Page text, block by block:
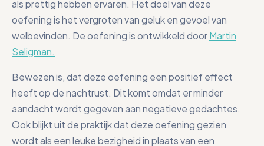
als prettig hebben ervaren. Het doel van deze
oefening is het vergroten van geluk en gevoel van
welbevinden. De oefening is ontwikkeld doorMartin
Seligman.
Bewezen is, dat deze oefening een positief effect
heeft op de nachtrust. Dit komt omdat er minder
aandacht wordt gegeven aan negatieve gedachtes.
Ook blijkt uit de praktijk dat deze oefening gezien
wordt als een leuke bezigheid in plaats van een